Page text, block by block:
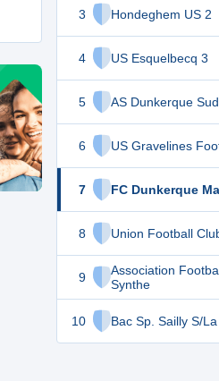
3 Hondeghem US 2
4 US Esquelbecq 3
5 AS Dunkerque
6 US Gravelines
7 FC Dunkerque
8 Union Football
9
Association
Synthe
10 Bac Sp. Sailly S/